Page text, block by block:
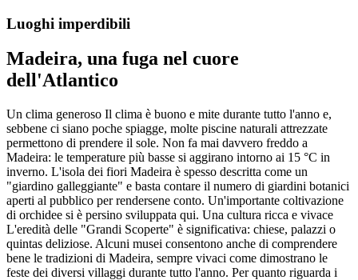
Luoghi imperdibili
Madeira, una fuga nel cuore
dell'Atlantico
Un clima generoso Il clima è buono e mite durante tutto l'anno e,
sebbene ci siano poche spiagge, molte piscine naturali attrezzate
permettono di prendere il sole. Non fa mai davvero freddo a
Madeira: le temperature più basse si aggirano intorno ai 15 °C in
inverno. L'isola dei fiori Madeira è spesso descritta come un
"giardino galleggiante" e basta contare il numero di giardini botanici
aperti al pubblico per rendersene conto. Un'importante coltivazione
di orchidee si è persino sviluppata qui. Una cultura ricca e vivace
L'eredità delle "Grandi Scoperte" è significativa: chiese, palazzi o
quintas deliziose. Alcuni musei consentono anche di comprendere
bene le tradizioni di Madeira, sempre vivaci come dimostrano le
feste dei diversi villaggi durante tutto l'anno. Per quanto riguarda i